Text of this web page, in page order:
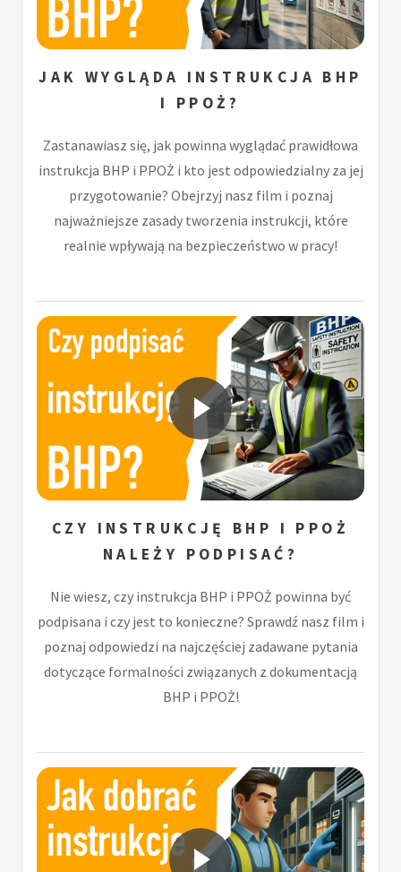
JAK WYGLĄDA INSTRUKCJA BHP
I PPOŻ?
Zastanawiasz się, jak powinna wyglądać prawidłowa
instrukcja BHP i PPOŻ i kto jest odpowiedzialny za jej
przygotowanie? Obejrzyj nasz film i poznaj
najważniejsze zasady tworzenia instrukcji, które
realnie wpływają na bezpieczeństwo w pracy!
CZY INSTRUKCJĘ BHP I PPOŻ
NALEŻY PODPISAĆ?
Nie wiesz, czy instrukcja BHP i PPOŻ powinna być
podpisana i czy jest to konieczne? Sprawdź nasz film i
poznaj odpowiedzi na najczęściej zadawane pytania
dotyczące formalności związanych z dokumentacją
BHP i PPOŻ!